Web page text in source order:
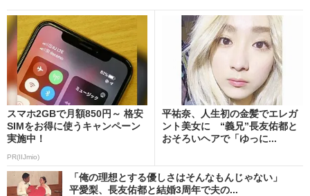
スマホ2GBで月額850円～ 格安
SIMをお得に使うキャンペーン
実施中！
PR(IIJmio)
平祐奈、人生初の金髪でエレガ
ント美女に “義兄”長友佑都と
おそろいヘアで「ゆっに...
「俺の理想とする優しさはそんなもんじゃない」
平愛梨、長友佑都と結婚3周年で夫の...